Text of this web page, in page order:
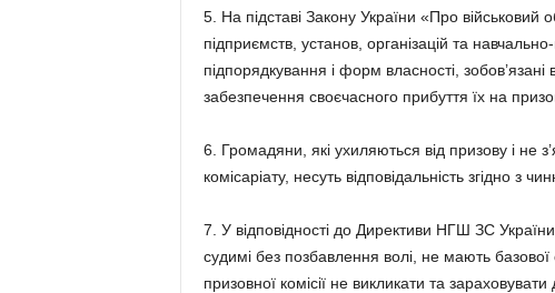
5. На підставі Закону України «Про військовий
підприємств, установ, організацій та
підпорядкування і форм власності, зобов’язані
забезпечення своєчасного прибуття їх на
6. Громадяни, які ухиляються від призову і не
комісаріату, несуть відповідальність згідно з
7. У відповідності до Директиви НГШ ЗС
судимі без позбавлення волі, не мають базової
призовної комісії не викликати та